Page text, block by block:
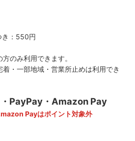
き：550円
のみ利用できます。
・一部地域・営業所止めは利用でき
・PayPay・Amazon Pay
Payはポイント対象外